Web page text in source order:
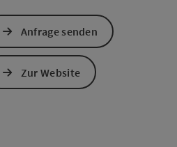
Anfrage senden
Zur Website